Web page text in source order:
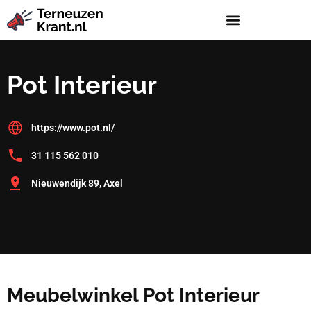
Pot Interieur
https://www.pot.nl/
31 115 562 010
Nieuwendijk 89, Axel
Meubelwinkel Pot Interieur